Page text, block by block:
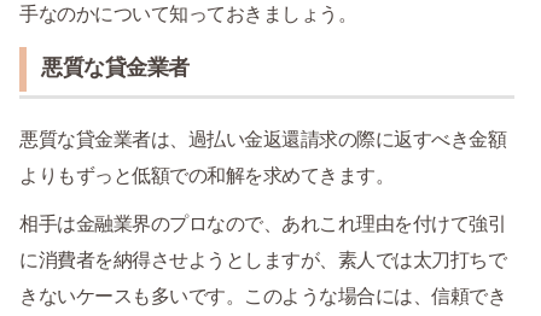
手なのかについて知っておきましょう。
悪質な貸金業者
悪質な貸金業者は、過払い金返還請求の際に返すべき金額
よりもずっと低額での和解を求めてきます。
相手は金融業界のプロなので、あれこれ理由を付けて強引
に消費者を納得させようとしますが、素人では太刀打ちで
きないケースも多いです。このような場合には、信頼でき